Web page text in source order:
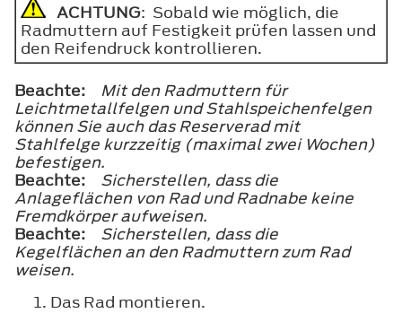
ACHTUNG: Sobald wie möglich, die
Radmuttern auf Festigkeit prüfen lassen und
den Reifendruck kontrollieren.
Beachte:
Mit den Radmuttern für
Leichtmetallfelgen und Stahlspeichenfelgen
können Sie auch das Reserverad mit
Stahlfelge kurzzeitig (maximal zwei Wochen)
befestigen.
Beachte:
Sicherstellen, dass die
Anlageflächen von Rad und Radnabe keine
Fremdkörper aufweisen.
Beachte:
Sicherstellen, dass die
Kegelflächen an den Radmuttern zum Rad
weisen.
Das Rad montieren.